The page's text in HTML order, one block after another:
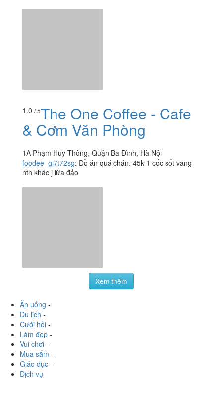
1.0 / 5The One Coffee - Cafe
& Cơm Văn Phòng
1A Phạm Huy Thông, Quận Ba Đình, Hà Nội
foodee_gi7t72sg: Đồ ăn quá chán. 45k 1 cốc sốt vang
ntn khác j lừa đảo
Xem thêm
Ăn uống -
Du lịch -
Cưới hỏi -
Làm đẹp -
Vui chơi -
Mua sắm -
Giáo dục -
Dịch vụ